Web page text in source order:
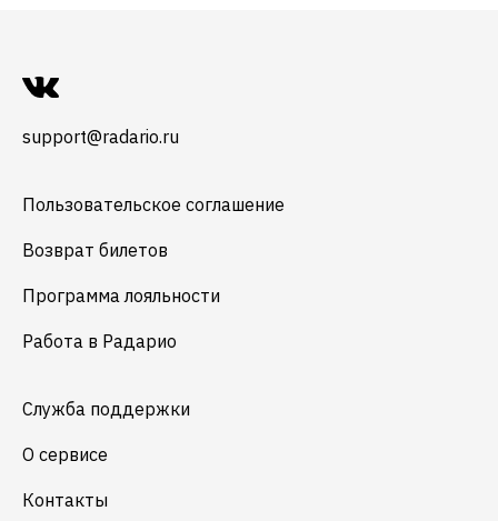
support@radario.ru
Пользовательское соглашение
Возврат билетов
Программа лояльности
Работа в Радарио
Служба поддержки
О сервисе
Контакты